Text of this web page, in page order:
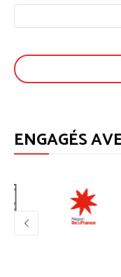
ENGAGÉS